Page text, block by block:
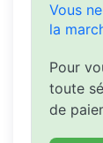
Vous
la
Pour
toute
de